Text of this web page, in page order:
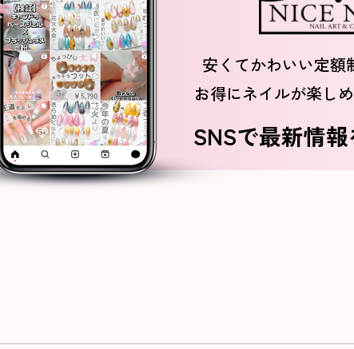
安くてかわいい定額
お得にネイルが楽し
SNSで最新情